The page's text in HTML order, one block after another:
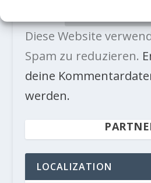
Diese Website
Spam zu reduzieren.
deine
werden.
LOCALIZATION